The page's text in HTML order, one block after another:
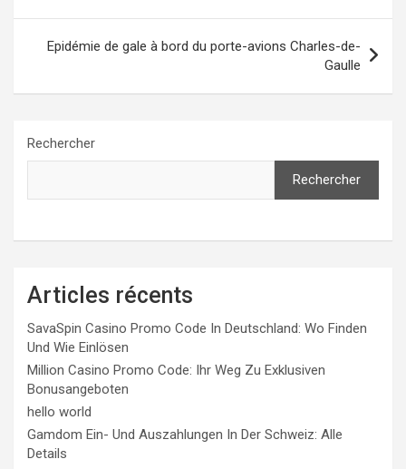
l’article
Epidémie de gale à bord du porte-avions Charles-de-
Gaulle
Rechercher
Rechercher
Articles récents
SavaSpin Casino Promo Code In Deutschland: Wo Finden
Und Wie Einlösen
Million Casino Promo Code: Ihr Weg Zu Exklusiven
Bonusangeboten
hello world
Gamdom Ein- Und Auszahlungen In Der Schweiz: Alle
Details